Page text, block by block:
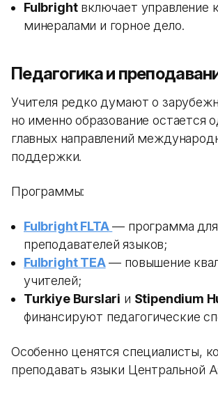
Fulbrightвключает управление
минералами и горное дело.
Педагогика и
Учителя редко думают о
но именно образование остается
главных направлений
поддержки.
Программы:
Fulbright FLTA — программа для
преподавателей языков;
Fulbright TEA— повышение
учителей;
Turkiye Burslari и Stipendium
финансируют педагогические
Особенно ценятся специалисты,
преподавать языки Центральной